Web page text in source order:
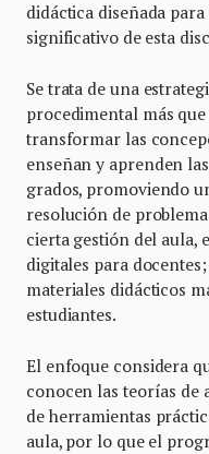
didáctica diseñada
significativo de esta
Se trata de una
procedimental más
transformar las
enseñan y aprenden
grados, promoviendo
resolución de
cierta gestión del aula,
digitales para
materiales didácticos
estudiantes.
El enfoque considera
conocen las teorías de
de herramientas
aula, por lo que el